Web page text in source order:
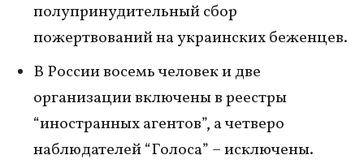
полупринудительный сбор
пожертвований на украинских беженцев.
В России восемь человек и две
организации включены в реестры
“иностранных агентов”, а четверо
наблюдателей “Голоса” – исключены.